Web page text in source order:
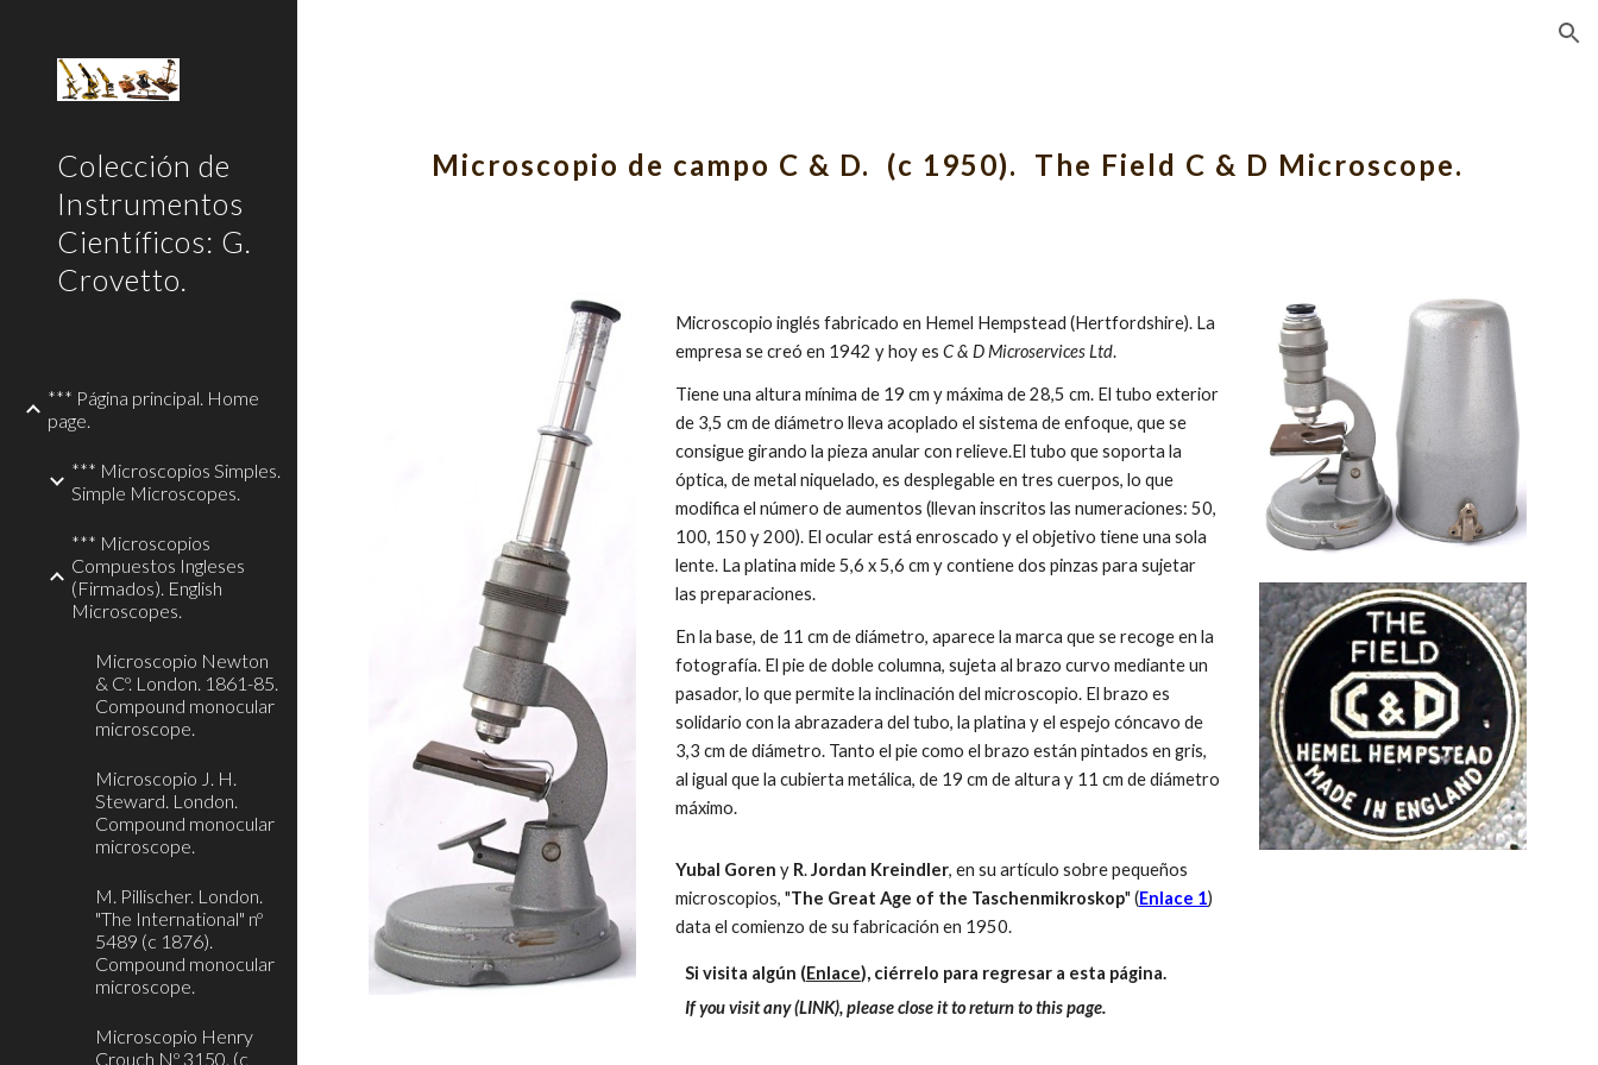
Colección de
Instrumentos
Científicos: G.
Crovetto.
*** Página principal. Home
page.
*** Microscopios Simples.
Simple Microscopes.
*** Microscopios
Compuestos Ingleses
(Firmados). English
Microscopes.
Microscopio Newton
& Cº. London. 1861-85.
Compound monocular
microscope.
Microscopio J. H.
Steward. London.
Compound monocular
microscope.
M. Pillischer. London.
"The International" nº
5489 (c 1876).
Compound monocular
microscope.
Microscopio Henry
Crouch Nº 3150. (c
Microscopio de campo C & D.  (c 1950).  The Field C & D Microscope.
Microscopio inglés fabricado en Hemel Hempstead (Hertfordshire). La
empresa se creó en 1942 y hoy es C & D Microservices Ltd.
Tiene una altura mínima de 19 cm y máxima de 28,5 cm. El tubo exterior
de 3,5 cm de diámetro lleva acoplado el sistema de enfoque, que se
consigue girando la pieza anular con relieve.El tubo que soporta la
óptica, de metal niquelado, es desplegable en tres cuerpos, lo que
modifica el número de aumentos (llevan inscritos las numeraciones: 50,
100, 150 y 200). El ocular está enroscado y el objetivo tiene una sola
lente. La platina mide 5,6 x 5,6 cm y contiene dos pinzas para sujetar
las preparaciones.
En la base, de 11 cm de diámetro, aparece la marca que se recoge en la
fotografía. El pie de doble columna, sujeta al brazo curvo mediante un
pasador, lo que permite la inclinación del microscopio. El brazo es
solidario con la abrazadera del tubo, la platina y el espejo cóncavo de
3,3 cm de diámetro. Tanto el pie como el brazo están pintados en gris,
al igual que la cubierta metálica, de 19 cm de altura y 11 cm de diámetro
máximo.
Yubal Goren y R. Jordan Kreindler, en su artículo sobre pequeños
microscopios, "The Great Age of the Taschenmikroskop" (Enlace 1)
data el comienzo de su fabricación en 1950.
Si visita algún (Enlace), ciérrelo para regresar a esta página.
If you visit any (LINK), please close it to return to this page.